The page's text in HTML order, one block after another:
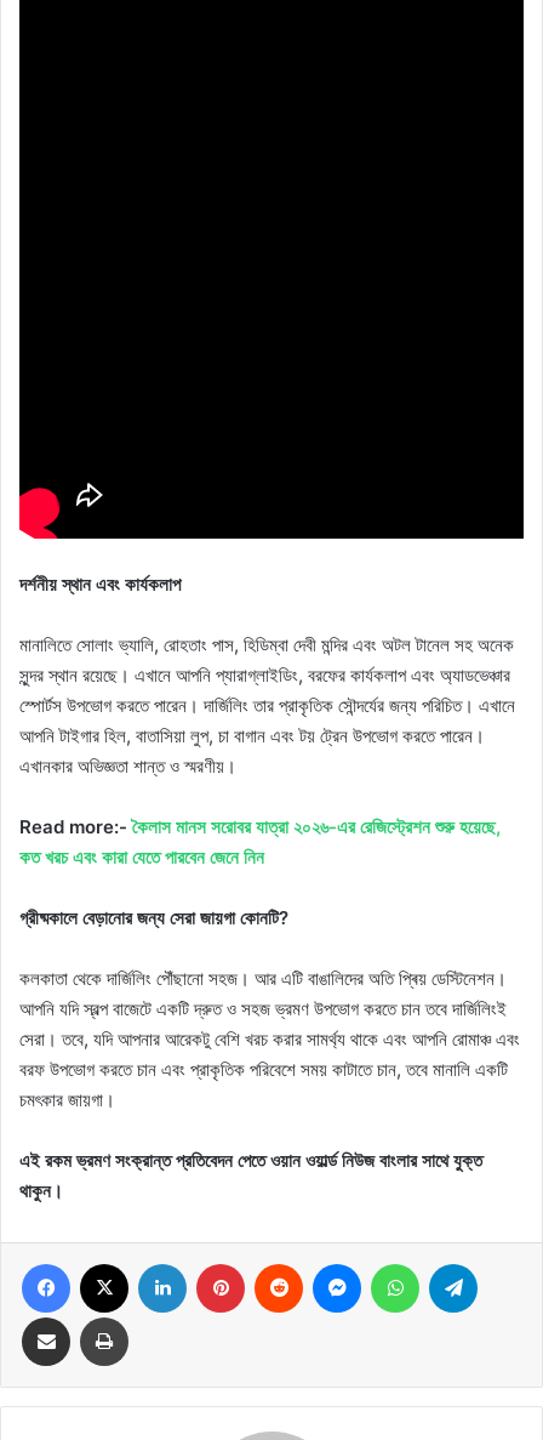
দর্শনীয় স্থান এবং কার্যকলাপ
মানালিতে সোলাং ভ্যালি, রোহতাং পাস, হিডিম্বা দেবী মন্দির এবং অটল টানেল সহ অনেক
সুন্দর স্থান রয়েছে। এখানে আপনি প্যারাগ্লাইডিং, বরফের কার্যকলাপ এবং অ্যাডভেঞ্চার
স্পোর্টস উপভোগ করতে পারেন। দার্জিলিং তার প্রাকৃতিক সৌন্দর্যের জন্য পরিচিত। এখানে
আপনি টাইগার হিল, বাতাসিয়া লুপ, চা বাগান এবং টয় ট্রেন উপভোগ করতে পারেন।
এখানকার অভিজ্ঞতা শান্ত ও স্মরণীয়।
Read more:-কৈলাস মানস সরোবর যাত্রা ২০২৬-এর রেজিস্ট্রেশন শুরু হয়েছে,
কত খরচ এবং কারা যেতে পারবেন জেনে নিন
গ্রীষ্মকালে বেড়ানোর জন্য সেরা জায়গা কোনটি?
কলকাতা থেকে দার্জিলিং পৌঁছানো সহজ। আর এটি বাঙালিদের অতি প্ৰিয় ডেস্টিনেশন।
আপনি যদি স্বল্প বাজেটে একটি দ্রুত ও সহজ ভ্রমণ উপভোগ করতে চান তবে দার্জিলিংই
সেরা। তবে, যদি আপনার আরেকটু বেশি খরচ করার সামর্থ্য থাকে এবং আপনি রোমাঞ্চ এবং
বরফ উপভোগ করতে চান এবং প্রাকৃতিক পরিবেশে সময় কাটাতে চান, তবে মানালি একটি
চমৎকার জায়গা।
এই রকম ভ্রমণ সংক্রান্ত প্রতিবেদন পেতে ওয়ান ওয়ার্ল্ড নিউজ বাংলার সাথে যুক্ত
থাকুন।